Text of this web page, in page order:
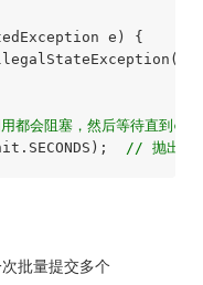
e) {
阻塞，然后等待直到
// 抛出
批量提交多个